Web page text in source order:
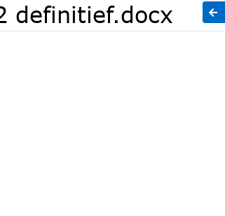
definitief.docx